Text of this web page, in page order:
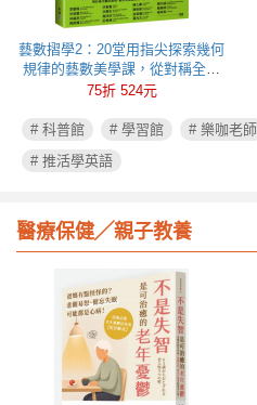
藝數摺學2：20堂用指尖探索幾何
規律的藝數美學課，從對稱全等
到比例相似，動手體驗數學之用
75折 524元
# 科普館 # 學習館 # 樂咖老師
# 推活學英語
醫療保健╱親子教養